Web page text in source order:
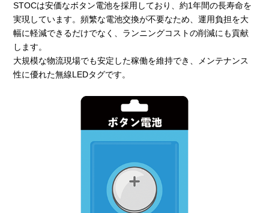
STOCは安価なボタン電池を採用しており、約1年間の長寿命を
実現しています。頻繁な電池交換が不要なため、運用負担を大
幅に軽減できるだけでなく、ランニングコストの削減にも貢献
します。
大規模な物流現場でも安定した稼働を維持でき、メンテナンス
性に優れた無線LEDタグです。